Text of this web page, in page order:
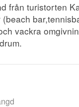
från turistorten
vackra